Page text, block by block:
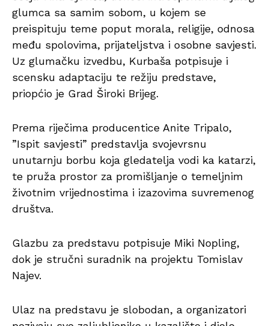
glumca sa samim sobom, u kojem se
preispituju teme poput morala, religije, odnosa
među spolovima, prijateljstva i osobne savjesti.
Uz glumačku izvedbu, Kurbaša potpisuje i
scensku adaptaciju te režiju predstave,
priopćio je Grad Široki Brijeg.
Prema riječima producentice Anite Tripalo,
”Ispit savjesti” predstavlja svojevrsnu
unutarnju borbu koja gledatelja vodi ka katarzi,
te pruža prostor za promišljanje o temeljnim
životnim vrijednostima i izazovima suvremenog
društva.
Glazbu za predstavu potpisuje Miki Nopling,
dok je stručni suradnik na projektu Tomislav
Najev.
Ulaz na predstavu je slobodan, a organizatori